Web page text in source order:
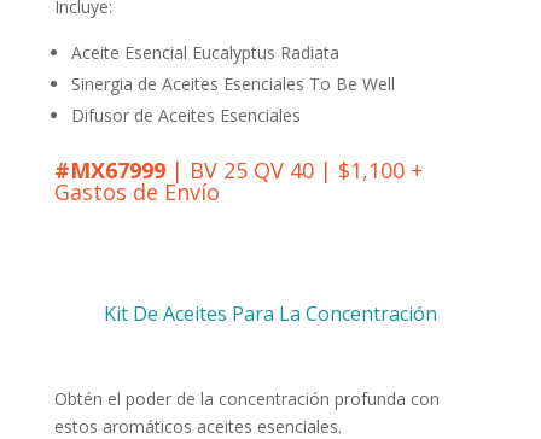
Incluye:
Aceite Esencial Eucalyptus Radiata
Sinergia de Aceites Esenciales To Be Well
Difusor de Aceites Esenciales
#MX67999| BV 25 QV 40 | $1,100 +
Gastos de Envío
Kit De Aceites Para La Concentración
Obtén el poder de la concentración profunda con
estos aromáticos aceites esenciales.